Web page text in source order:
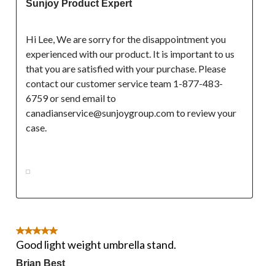
Sunjoy Product Expert
Hi Lee, We are sorry for the disappointment you
experienced with our product. It is important to us
that you are satisfied with your purchase. Please
contact our customer service team 1-877-483-
6759 or send email to
canadianservice@sunjoygroup.com to review your
case.
5 étoile(s) sur 5.
Good light weight umbrella stand.
Brian Best